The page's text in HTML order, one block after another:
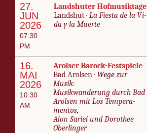
27.
JUN
2026
07:30
PM
Land­shuter Hof­musik­tage
Land­shut · La Fi­es­ta de la Vi­
da y la Muerte
16.
MAI
2026
10:30
AM
Arolser Barock-Fest­spiele
Bad Arolsen · Wege zur
Musik:
Musik­wan­derung durch Bad
Arolsen mit Los Tem­pera­
men­tos,
Alon Sariel und Dorothee
Ober­linger